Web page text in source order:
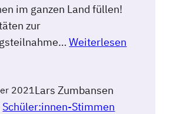
im ganzen Land füllen!
zur
Weiterlesen
2021Lars Zumbansen
Schüler:innen-Stimmen